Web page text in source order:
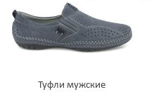
Туфли мужские